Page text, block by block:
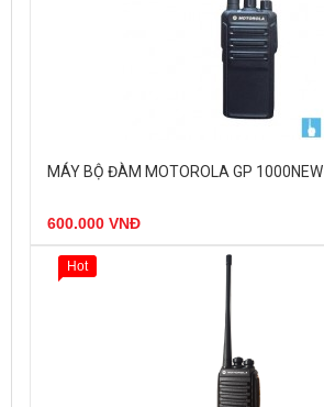
MÁY BỘ ĐÀM MOTOROLA GP 1000NEW
600.000 VNĐ
Hot